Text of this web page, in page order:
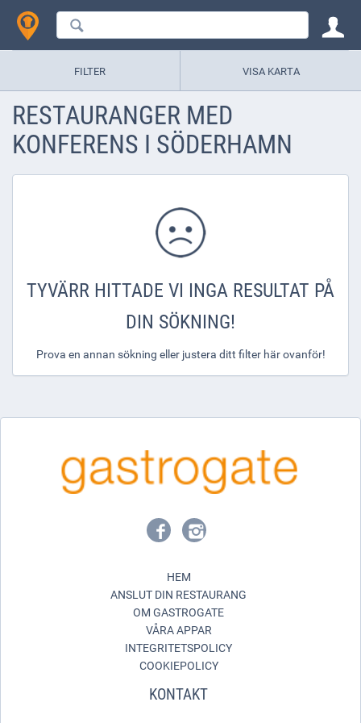
FILTER VISA KARTA
RESTAURANGER MED
KONFERENS I SÖDERHAMN
TYVÄRR HITTADE VI INGA RESULTAT PÅ
DIN SÖKNING!
Prova en annan sökning eller justera ditt filter här ovanför!
HEM
ANSLUT DIN RESTAURANG
OM GASTROGATE
VÅRA APPAR
INTEGRITETSPOLICY
COOKIEPOLICY
KONTAKT